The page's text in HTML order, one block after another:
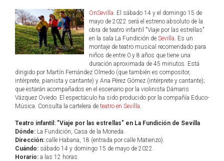
OnSevilla. El sábado 14 y el domingo 15 de
mayo de 2022 será el estreno absoluto de la
obra de teatro infantil "Viaje por las estrellas"
en la sala La Fundición de Sevilla. Es un
montaje de teatro musical recomendado para
niños de entre 0 y 8 años que tiene una
duración aproximada de 45 minutos. Está
dirigido por Martín Fernández Olmedo (que también es compositor,
intérprete, pianista y cantante) y Ana Pérez Gómez (intérprete y cantante);
que estarán acompañados en el escenario por la violinista Dámaris
Vázquez Oviedo. El espectáculo ha sido producido por la compañía Educo-
Música. Consulta la cartelera de teatro en Sevilla.
Teatro infantil: "Viaje por las estrellas" en La Fundición de Sevilla
Dónde: La Fundición, Casa de la Moneda.
Dirección: calle Habana, 18 (entrada por calle Matienzo).
Cuándo: sábado 14 y domingo 15 de mayo de 2022.
Horario: a las 12 horas.